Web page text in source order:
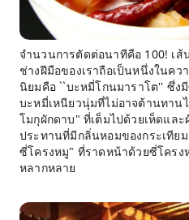
จำนวนการตัดต่อนาทีคือ 100! เ
ช่างฝีมือของเราถือเป็นหนึ่งในคว
นิยมคือ ``บะหมี่โกนมาราโต'' ซึ่ง
บะหมี่เหนียวนุ่มที่ไม่อาจต้านทาน
โมกุผักดาบ" ที่เต็มไปด้วยเห็ดแล
ประทานที่มีกลิ่นหอมของกระเทีย
ซี่โครงหมู" ที่ราดหน้าด้วยซี่โคร
หลากหลาย